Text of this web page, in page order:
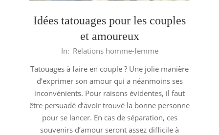
Idées tatouages pour les couples
et amoureux
04
In: Relations homme-femme
Tatouages à faire en couple ? Une jolie manière
d’exprimer son amour qui a néanmoins ses
inconvénients. Pour raisons évidentes, il faut
être persuadé d’avoir trouvé la bonne personne
pour se lancer. En cas de séparation, ces
souvenirs d’amour seront assez difficile à